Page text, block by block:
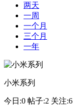
两天
一周
一个月
三个月
一年
小米系列
今日:0 帖子:2 关注:6